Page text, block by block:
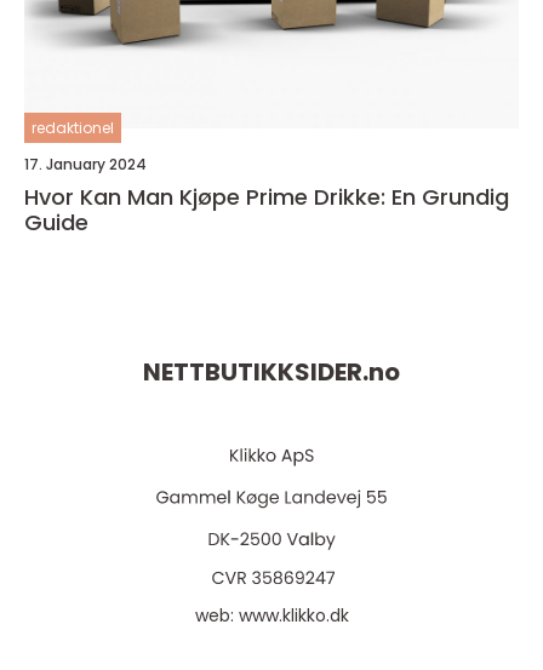
redaktionel
17. January 2024
Hvor Kan Man Kjøpe Prime Drikke: En Grundig
Guide
NETTBUTIKKSIDER.no
web: www.klikko.dk